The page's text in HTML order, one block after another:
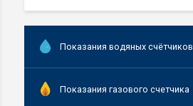
Показания водяных счётчиков
Показания газового счетчика